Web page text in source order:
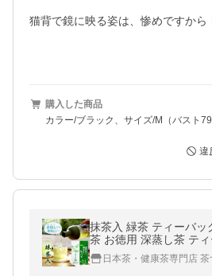
猫背で鏡に映る姿は、惨めですから
購入した商品
カラー/ブラック、サイズ/M（バスト
違
抹茶入 緑茶 ティーバッ
茶 お徳用 深蒸し茶 ティ
包 送料無料 静岡茶 掛川
深むし茶 茶葉 水出し緑
日本茶・健康茶専門店 茶